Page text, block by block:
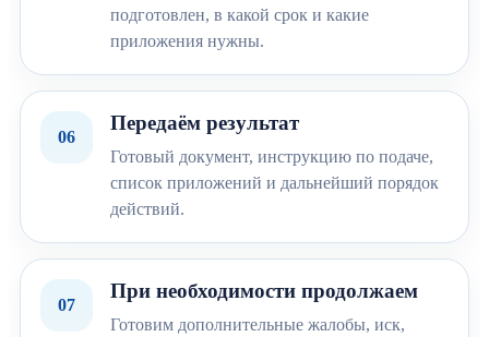
подготовлен, в какой срок и какие
приложения нужны.
06
Передаём результат
Готовый документ, инструкцию по подаче,
список приложений и дальнейший порядок
действий.
07
При необходимости продолжаем
Готовим дополнительные жалобы, иск,